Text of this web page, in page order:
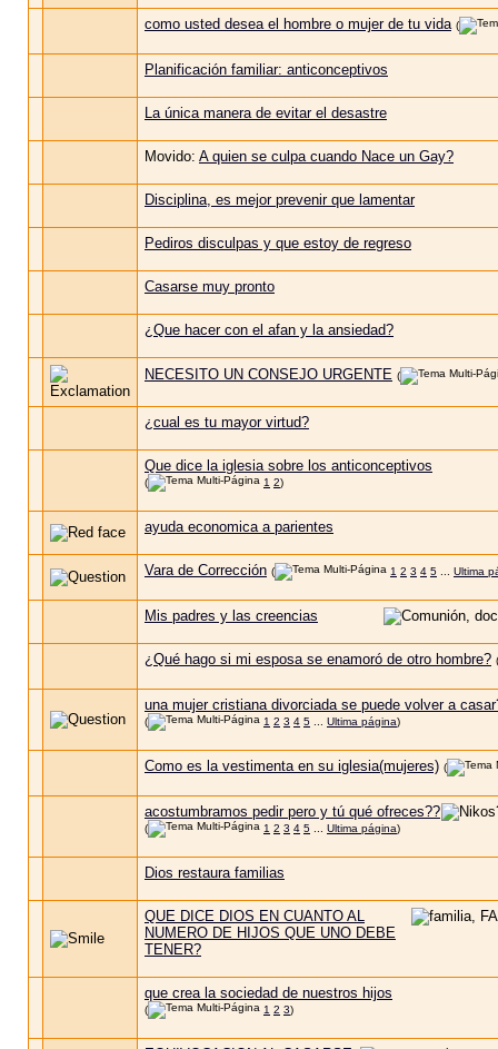
como usted desea el hombre o mujer de tu vida (
Planificación familiar: anticonceptivos
La única manera de evitar el desastre
Movido: A quien se culpa cuando Nace un Gay?
Disciplina, es mejor prevenir que lamentar
Pediros disculpas y que estoy de regreso
Casarse muy pronto
¿Que hacer con el afan y la ansiedad?
NECESITO UN CONSEJO URGENTE (
¿cual es tu mayor virtud?
Que dice la iglesia sobre los anticonceptivos
( 1 2)
ayuda economica a parientes
Vara de Corrección ( 1 2 3 4 5 Ultima
Mis padres y las creencias
¿Qué hago si mi esposa se enamoró de otro hombre? (
una mujer cristiana divorciada se puede volver a
( 1 2 3 4 5 Ultima página)
Como es la vestimenta en su iglesia(mujeres) (
acostumbramos pedir pero y tú qué ofreces??
( 1 2 3 4 5 Ultima página)
Dios restaura familias
QUE DICE DIOS EN CUANTO AL
NUMERO DE HIJOS QUE UNO DEBE
TENER?
que crea la sociedad de nuestros hijos
( 1 2 3)